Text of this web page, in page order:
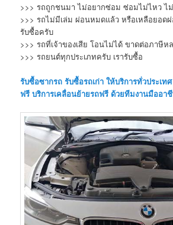
>>> รถถูกชนมา ไม่อยากซ่อม ซ่อมไม่ไหว ไ
>>> รถไม่มีเล่ม ผ่อนหมดแล้ว หรือเหลือยอดผ่
รับซื้อครับ
>>> รถที่เจ้าของเสีย โอนไม่ได้ ขาดต่อภาษีห
>>> รถยนต์ทุกประเภทครับ เรารับซื้อ
รับซื้อซากรถ รับซื้อรถเก่า ให้บริการทั่วประเท
ฟรี บริการเคลื่อนย้ายรถฟรี ด้วยทีมงานมืออา